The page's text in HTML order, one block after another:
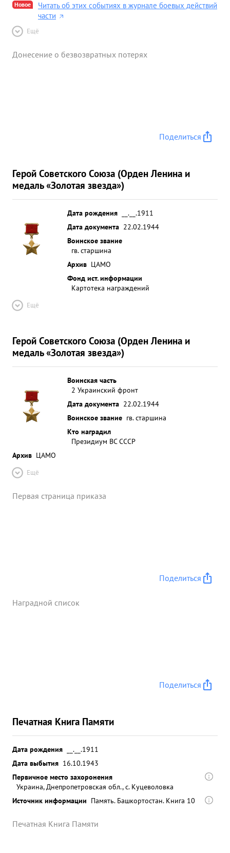
Новое
Читать об этих событиях в журнале боевых действий
части
Ещё
Донесение о безвозвратных потерях
Поделиться
Герой Советского Союза (Орден Ленина и
медаль «Золотая звезда»)
Дата рождения
__.__.1911
Дата документа 22.02.1944
Воинское звание
гв. старшина
Архив ЦАМО
Фонд ист. информации
Картотека награждений
Ещё
Герой Советского Союза (Орден Ленина и
медаль «Золотая звезда»)
Воинская часть
2 Украинский фронт
Дата документа 22.02.1944
Воинское звание гв. старшина
Кто наградил
Президиум ВС СССР
Архив ЦАМО
Ещё
Первая страница приказа
Поделиться
Наградной список
Поделиться
Печатная Книга Памяти
Дата рождения
__.__.1911
Дата выбытия 16.10.1943
Первичное место захоронения
Украина, Днепропетровская обл., с. Куцеволовка
Источник информации Память. Башкортостан. Книга 10
Печатная Книга Памяти